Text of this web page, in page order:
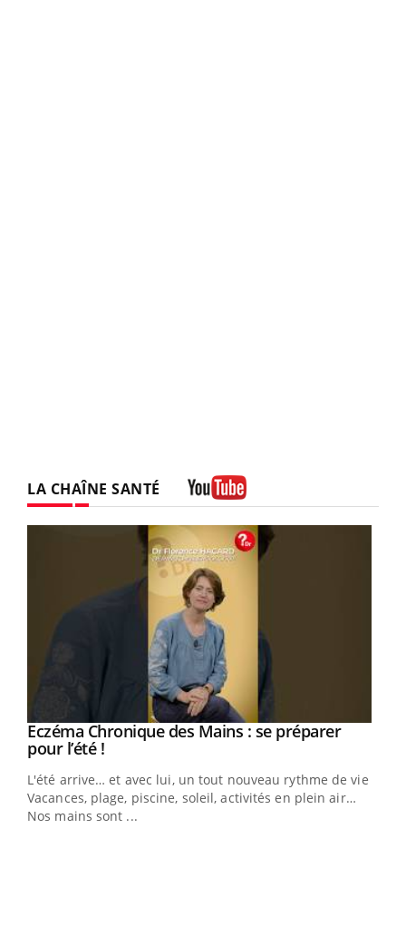
LA CHAÎNE SANTÉ
Youtube
Eczéma Chronique des Mains : se préparer
pour l’été !Youtube
L'été arrive… et avec lui, un tout nouveau rythme de vie !
Vacances, plage, piscine, soleil, activités en plein air…
Nos mains sont ...